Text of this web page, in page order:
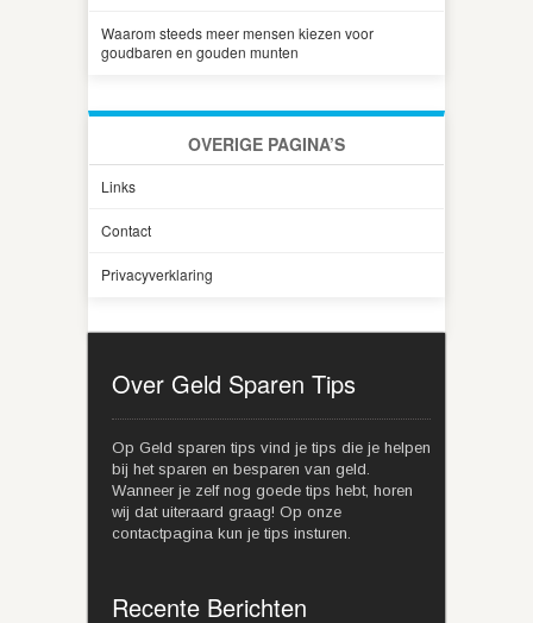
Waarom steeds meer mensen kiezen voor
goudbaren en gouden munten
OVERIGE PAGINA’S
Links
Contact
Privacyverklaring
Over Geld Sparen Tips
Op Geld sparen tips vind je tips die je helpen
bij het sparen en besparen van geld.
Wanneer je zelf nog goede tips hebt, horen
wij dat uiteraard graag! Op onze
contactpagina kun je tips insturen.
Recente Berichten